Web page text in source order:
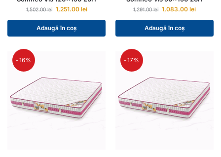
1,502.00lei 1,251.00 lei
Adaugă în coș
1,291.00lei 1,083.00 lei
Adaugă în coș
-16% -17%